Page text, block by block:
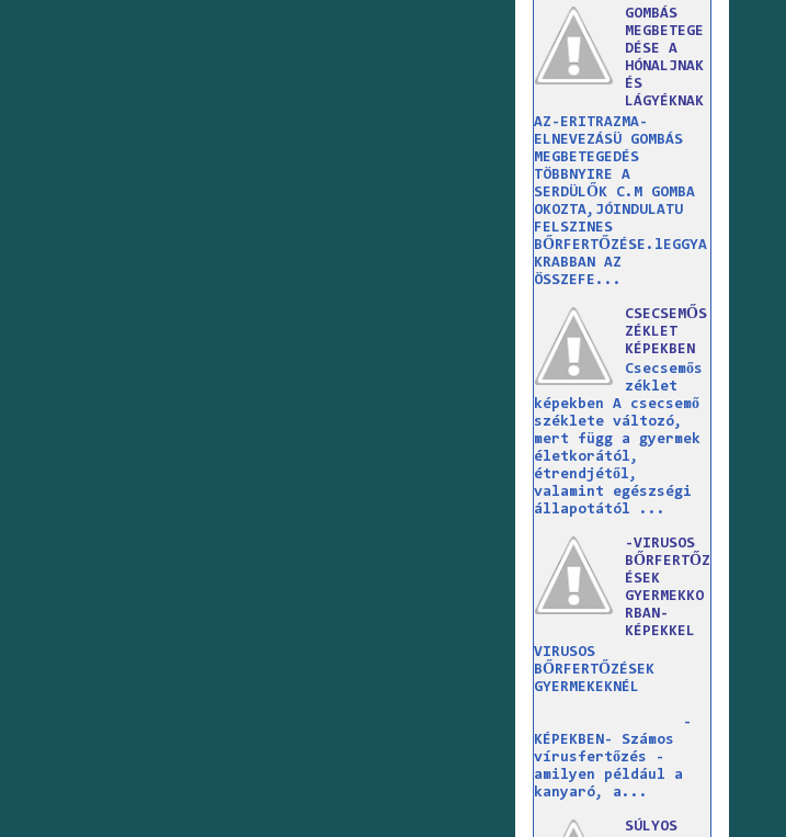
GOMBÁS
MEGBETEGE
DÉSE A
HÓNALJNAK
ÉS
LÁGYÉKNAK
AZ-ERITRAZMA-
ELNEVEZÁSÜ GOMBÁS
MEGBETEGEDÉS
TÖBBNYIRE A
SERDÜLŐK C.M GOMBA
OKOZTA,JÓINDULATU
FELSZINES
BŐRFERTŐZÉSE.lEGGYA
KRABBAN AZ
ÖSSZEFE...
CSECSEMŐS
ZÉKLET
KÉPEKBEN
Csecsemős
zéklet
képekben A csecsemő
széklete változó,
mert függ a gyermek
életkorától,
étrendjétől,
valamint egészségi
állapotától ...
-VIRUSOS
BŐRFERTŐZ
ÉSEK
GYERMEKKO
RBAN-
KÉPEKKEL
VIRUSOS
BŐRFERTŐZÉSEK
GYERMEKEKNÉL
-
KÉPEKBEN- Számos
vírusfertőzés -
amilyen például a
kanyaró, a...
SÚLYOS